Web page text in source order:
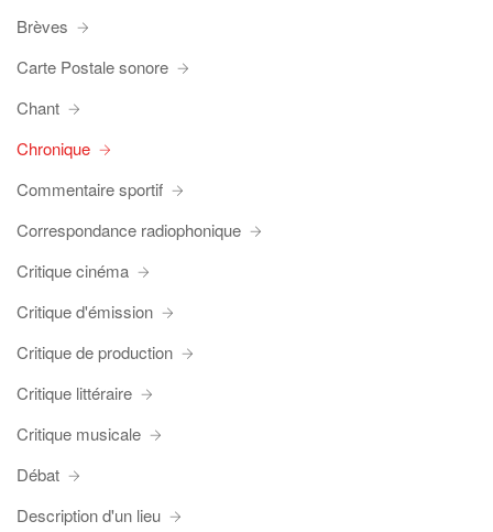
Brèves
Carte Postale sonore
Chant
Chronique
Commentaire sportif
Correspondance radiophonique
Critique cinéma
Critique d'émission
Critique de production
Critique littéraire
Critique musicale
Débat
Description d'un lieu